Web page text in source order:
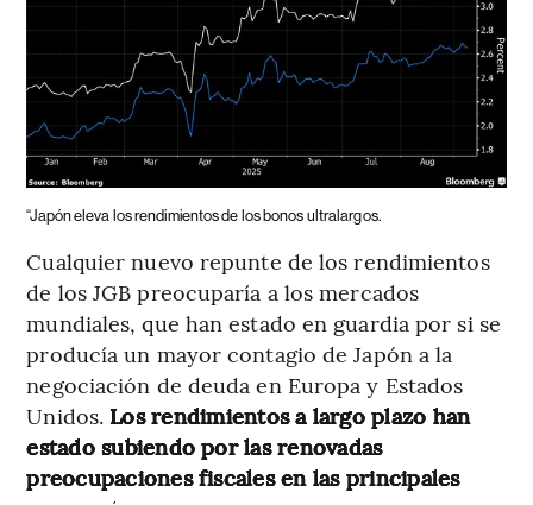
“Japón eleva los rendimientos de los bonos ultralargos.
Cualquier nuevo repunte de los rendimientos
de los JGB preocuparía a los mercados
mundiales, que han estado en guardia por si se
producía un mayor contagio de Japón a la
negociación de deuda en Europa y Estados
Unidos. Los rendimientos a largo plazo han
estado subiendo por las renovadas
preocupaciones fiscales en las principales